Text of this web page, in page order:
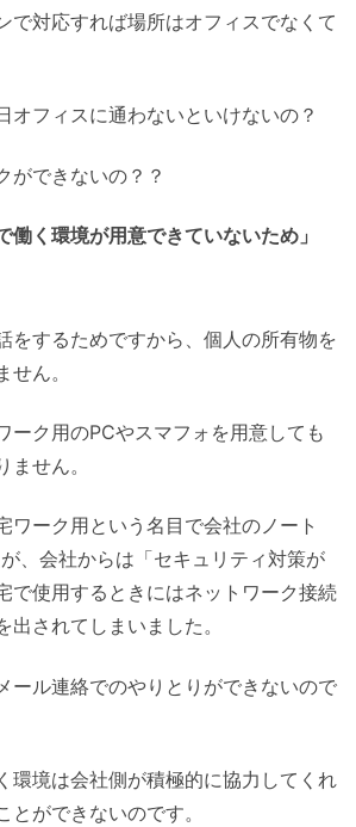
で対応すれば場所はオフィスでなくて
オフィスに通わないといけないの？
ができないの？？
働く環境が用意できていないため」
をするためですから、個人の所有物を
ん。
ーク用のPCやスマフォを用意しても
ません。
ワーク用という名目で会社のノート
、会社からは「セキュリティ対策が
で使用するときにはネットワーク接続
出されてしまいました。
ール連絡でのやりとりができないので
環境は会社側が積極的に協力してくれ
とができないのです。